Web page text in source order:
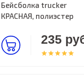
Бейсболка trucker
КРАСНАЯ, полиэстер
235